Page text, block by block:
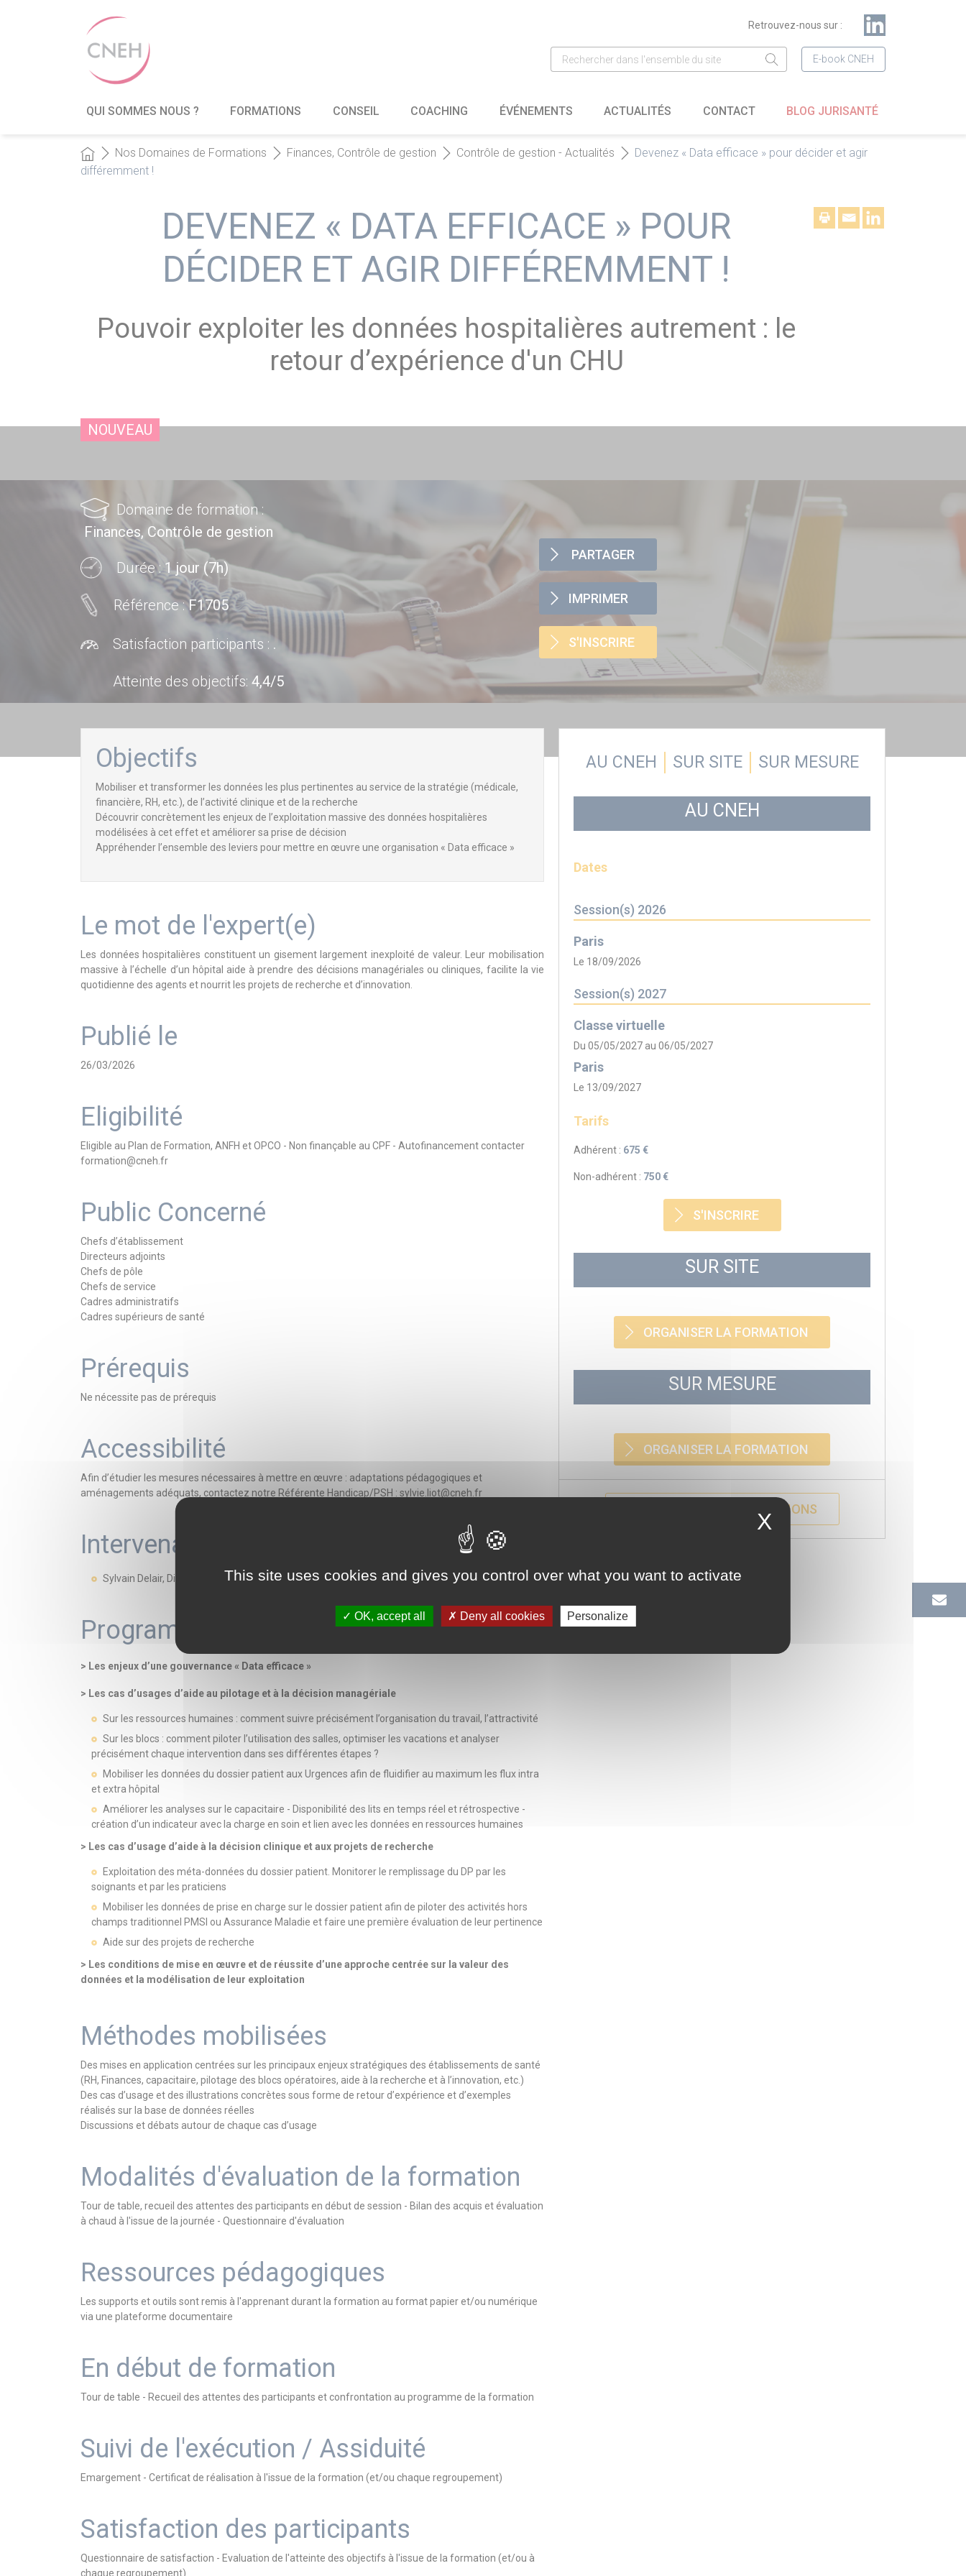
Retrouvez-nous sur :
E-book CNEH
QUI SOMMES NOUS ? FORMATIONS CONSEIL COACHING ÉVÉNEMENTS ACTUALITÉS CONTACT BLOG JURISANTÉ
Nos Domaines de Formations Finances, Contrôle de gestion Contrôle de gestion - Actualités
Devenez « Data efficace » pour décider et agir
différemment !
DEVENEZ « DATA EFFICACE » POUR
DÉCIDER ET AGIR DIFFÉREMMENT !
Pouvoir exploiter les données hospitalières autrement : le
retour d’expérience d'un CHU
NOUVEAU
Domaine de formation :
Finances, Contrôle de gestion
Durée : 1 jour (7h)
Référence : F1705
Satisfaction participants : .
Atteinte des objectifs: 4,4/5
PARTAGER
IMPRIMER
S'INSCRIRE
Objectifs
Mobiliser et transformer les données les plus pertinentes au service de la stratégie (médicale,
financière, RH, etc.), de l’activité clinique et de la recherche
Découvrir concrètement les enjeux de l’exploitation massive des données hospitalières
modélisées à cet effet et améliorer sa prise de décision
Appréhender l’ensemble des leviers pour mettre en œuvre une organisation « Data efficace »
Le mot de l'expert(e)
Les données hospitalières constituent un gisement largement inexploité de valeur. Leur mobilisation
massive à l’échelle d’un hôpital aide à prendre des décisions managériales ou cliniques, facilite la vie
quotidienne des agents et nourrit les projets de recherche et d’innovation.
Publié le
26/03/2026
Eligibilité
Eligible au Plan de Formation, ANFH et OPCO - Non finançable au CPF - Autofinancement contacter
formation@cneh.fr
Public Concerné
Chefs d’établissement
Directeurs adjoints
Chefs de pôle
Chefs de service
Cadres administratifs
Cadres supérieurs de santé
Prérequis
Ne nécessite pas de prérequis
Accessibilité
Afin d’étudier les mesures nécessaires à mettre en œuvre : adaptations pédagogiques et
aménagements adéquats, contactez notre Référente Handicap/PSH : sylvie.liot@cneh.fr
Intervenant.e.s
Sylvain Delair, Directeur cellule DATA ANAP
Programme
> Les enjeux d’une gouvernance « Data efficace »
> Les cas d’usages d’aide au pilotage et à la décision managériale
Sur les ressources humaines : comment suivre précisément l’organisation du travail, l’attractivité
Sur les blocs : comment piloter l’utilisation des salles, optimiser les vacations et analyser
précisément chaque intervention dans ses différentes étapes ?
Mobiliser les données du dossier patient aux Urgences afin de fluidifier au maximum les flux intra
et extra hôpital
Améliorer les analyses sur le capacitaire - Disponibilité des lits en temps réel et rétrospective -
création d’un indicateur avec la charge en soin et lien avec les données en ressources humaines
> Les cas d’usage d’aide à la décision clinique et aux projets de recherche
Exploitation des méta-données du dossier patient. Monitorer le remplissage du DP par les
soignants et par les praticiens
Mobiliser les données de prise en charge sur le dossier patient afin de piloter des activités hors
champs traditionnel PMSI ou Assurance Maladie et faire une première évaluation de leur pertinence
Aide sur des projets de recherche
> Les conditions de mise en œuvre et de réussite d’une approche centrée sur la valeur des
données et la modélisation de leur exploitation
Méthodes mobilisées
Des mises en application centrées sur les principaux enjeux stratégiques des établissements de santé
(RH, Finances, capacitaire, pilotage des blocs opératoires, aide à la recherche et à l’innovation, etc.)
Des cas d’usage et des illustrations concrètes sous forme de retour d’expérience et d’exemples
réalisés sur la base de données réelles
Discussions et débats autour de chaque cas d’usage
Modalités d'évaluation de la formation
Tour de table, recueil des attentes des participants en début de session - Bilan des acquis et évaluation
à chaud à l'issue de la journée - Questionnaire d'évaluation
Ressources pédagogiques
Les supports et outils sont remis à l'apprenant durant la formation au format papier et/ou numérique
via une plateforme documentaire
En début de formation
Tour de table - Recueil des attentes des participants et confrontation au programme de la formation
Suivi de l'exécution / Assiduité
Emargement - Certificat de réalisation à l'issue de la formation (et/ou chaque regroupement)
Satisfaction des participants
Questionnaire de satisfaction - Evaluation de l'atteinte des objectifs à l'issue de la formation (et/ou à
chaque regroupement)
AU CNEH SUR SITE SUR MESURE
AU CNEH
Dates
Session(s) 2026
Paris
Le 18/09/2026
Session(s) 2027
Classe virtuelle
Du 05/05/2027 au 06/05/2027
Paris
Le 13/09/2027
Tarifs
Adhérent : 675 €
Non-adhérent : 750 €
S'INSCRIRE
SUR SITE
ORGANISER LA FORMATION
SUR MESURE
ORGANISER LA FORMATION
RECEVOIR DES INFORMATIONS
X
This site uses cookies and gives you control over what you want to activate
OK, accept all Deny all cookies Personalize